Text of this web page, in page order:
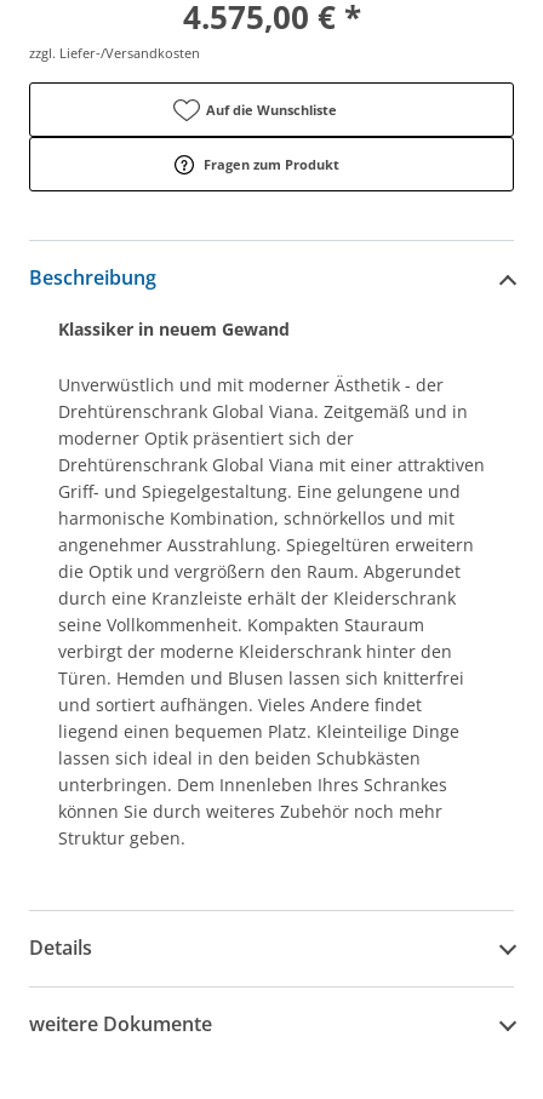
4.575,00 € *
zzgl. Liefer-/Versandkosten
Auf die Wunschliste
Fragen zum Produkt
Beschreibung
Klassiker in neuem Gewand
Unverwüstlich und mit moderner Ästhetik - der
Drehtürenschrank Global Viana. Zeitgemäß und in
moderner Optik präsentiert sich der
Drehtürenschrank Global Viana mit einer attraktiven
Griff- und Spiegelgestaltung. Eine gelungene und
harmonische Kombination, schnörkellos und mit
angenehmer Ausstrahlung. Spiegeltüren erweitern
die Optik und vergrößern den Raum. Abgerundet
durch eine Kranzleiste erhält der Kleiderschrank
seine Vollkommenheit. Kompakten Stauraum
verbirgt der moderne Kleiderschrank hinter den
Türen. Hemden und Blusen lassen sich knitterfrei
und sortiert aufhängen. Vieles Andere findet
liegend einen bequemen Platz. Kleinteilige Dinge
lassen sich ideal in den beiden Schubkästen
unterbringen. Dem Innenleben Ihres Schrankes
können Sie durch weiteres Zubehör noch mehr
Struktur geben.
Details
weitere Dokumente